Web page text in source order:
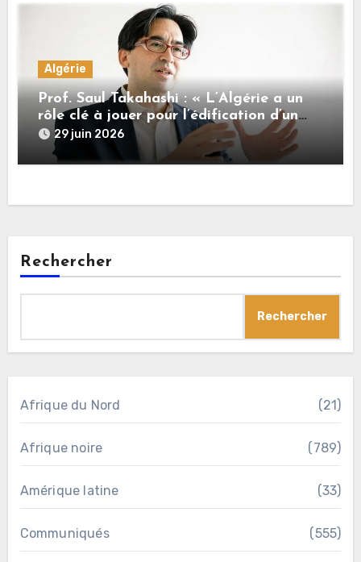
Algérie
Prof. Saul Takahashi : « L’Algérie a un
rôle clé à jouer pour l’édification d’un
nouvel ordre international plus juste »
29 juin 2026
Rechercher
Rechercher
Afrique du Nord (21)
Afrique noire (789)
Amérique latine (33)
Communiqués (555)